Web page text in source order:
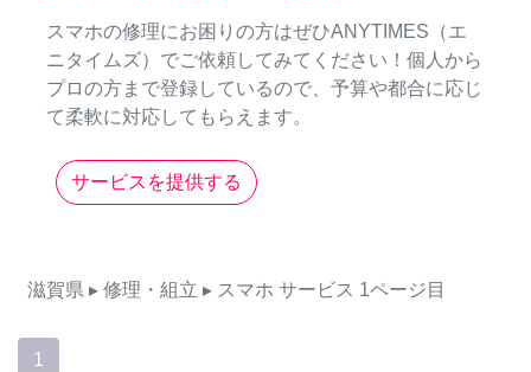
スマホの修理にお困りの方はぜひANYTIMES（エ
ニタイムズ）でご依頼してみてください！個人から
プロの方まで登録しているので、予算や都合に応じ
て柔軟に対応してもらえます。
サービスを提供する
滋賀県 ▸ 修理・組立 ▸ スマホ サービス 1ページ目
1